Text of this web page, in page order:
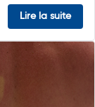
Lire la suite